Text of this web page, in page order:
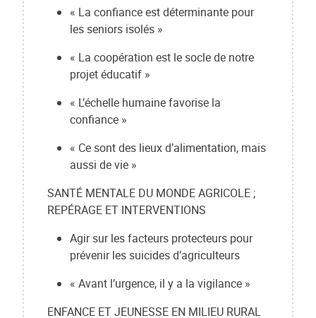
« La confiance est déterminante pour
les seniors isolés »
« La coopération est le socle de notre
projet éducatif »
« L’échelle humaine favorise la
confiance »
« Ce sont des lieux d’alimentation, mais
aussi de vie »
SANTÉ MENTALE DU MONDE AGRICOLE ;
REPÉRAGE ET INTERVENTIONS
Agir sur les facteurs protecteurs pour
prévenir les suicides d’agriculteurs
« Avant l’urgence, il y a la vigilance »
ENFANCE ET JEUNESSE EN MILIEU RURAL